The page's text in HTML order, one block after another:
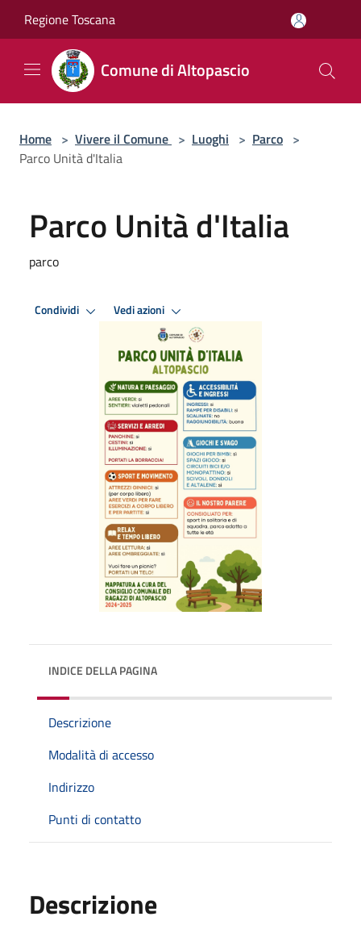
Regione Toscana
Comune di Altopascio
Home > Vivere il Comune > Luoghi > Parco >
Parco Unità d'Italia
Parco Unità d'Italia
parco
Condividi Vedi azioni
INDICE DELLA PAGINA
Descrizione
Modalità di accesso
Indirizzo
Punti di contatto
Descrizione